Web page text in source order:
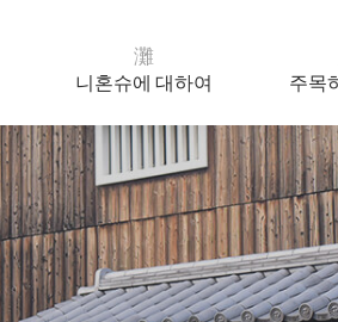
灘
니혼슈에 대하여
주목